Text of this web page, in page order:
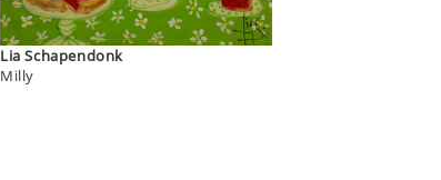
Lia Schapendonk
Milly